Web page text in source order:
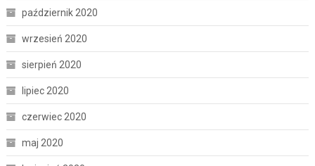
październik 2020
wrzesień 2020
sierpień 2020
lipiec 2020
czerwiec 2020
maj 2020